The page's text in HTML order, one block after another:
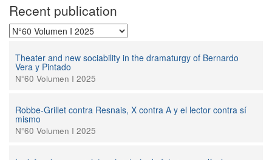
Recent publication
Theater and new sociability in the dramaturgy of Bernardo
Vera y Pintado
N°60 Volumen I 2025
Robbe-Grillet contra Resnais, X contra A y el lector contra sí
mismo
N°60 Volumen I 2025